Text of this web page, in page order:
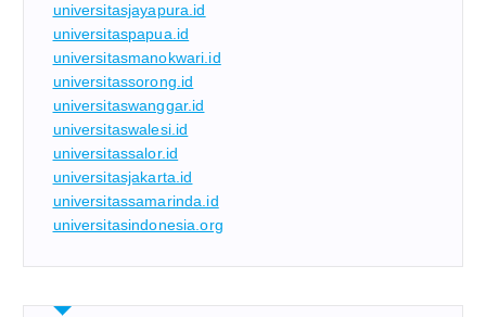
universitasjayapura.id
universitaspapua.id
universitasmanokwari.id
universitassorong.id
universitaswanggar.id
universitaswalesi.id
universitassalor.id
universitasjakarta.id
universitassamarinda.id
universitasindonesia.org